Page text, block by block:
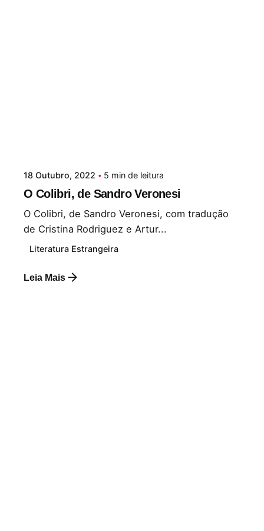
18 Outubro, 2022 5 min de leitura
O Colibri, de Sandro Veronesi
O Colibri, de Sandro Veronesi, com tradução
de Cristina Rodriguez e Artur...
Literatura Estrangeira
Leia Mais